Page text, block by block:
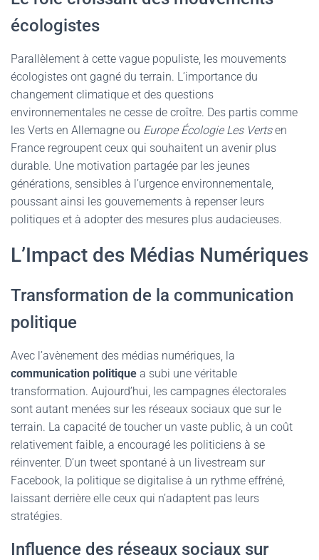
écologistes
Parallèlement à cette vague populiste, les mouvements
écologistes ont gagné du terrain. L’importance du
changement climatique et des questions
environnementales ne cesse de croître. Des partis comme
les Verts en Allemagne ou Europe Écologie Les Vertsen
France regroupent ceux qui souhaitent un avenir plus
durable. Une motivation partagée par les jeunes
générations, sensibles à l’urgence environnementale,
poussant ainsi les gouvernements à repenser leurs
politiques et à adopter des mesures plus audacieuses.
L’Impact des Médias Numériques
Transformation de la communication
politique
Avec l’avènement des médias numériques, la
communication politique a subi une véritable
transformation. Aujourd’hui, les campagnes électorales
sont autant menées sur les réseaux sociaux que sur le
terrain. La capacité de toucher un vaste public, à un coût
relativement faible, a encouragé les politiciens à se
réinventer. D’un tweet spontané à un livestream sur
Facebook, la politique se digitalise à un rythme effréné,
laissant derrière elle ceux qui n’adaptent pas leurs
stratégies.
Influence des réseaux sociaux sur